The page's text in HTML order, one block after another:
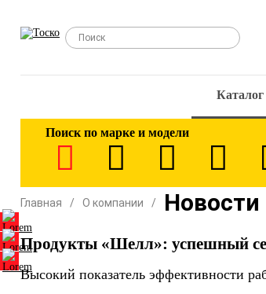
Каталог
Поиск по марке и модели
Главная О компании Новости
Продукты «Шелл»: успешный
Высокий показатель эффективности